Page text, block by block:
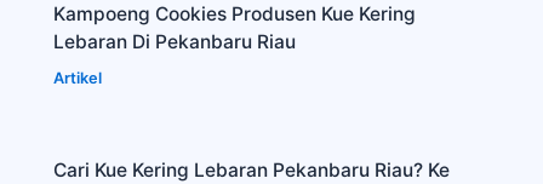
Kampoeng Cookies Produsen Kue Kering
Lebaran Di Pekanbaru Riau
Artikel
Cari Kue Kering Lebaran Pekanbaru Riau? Ke